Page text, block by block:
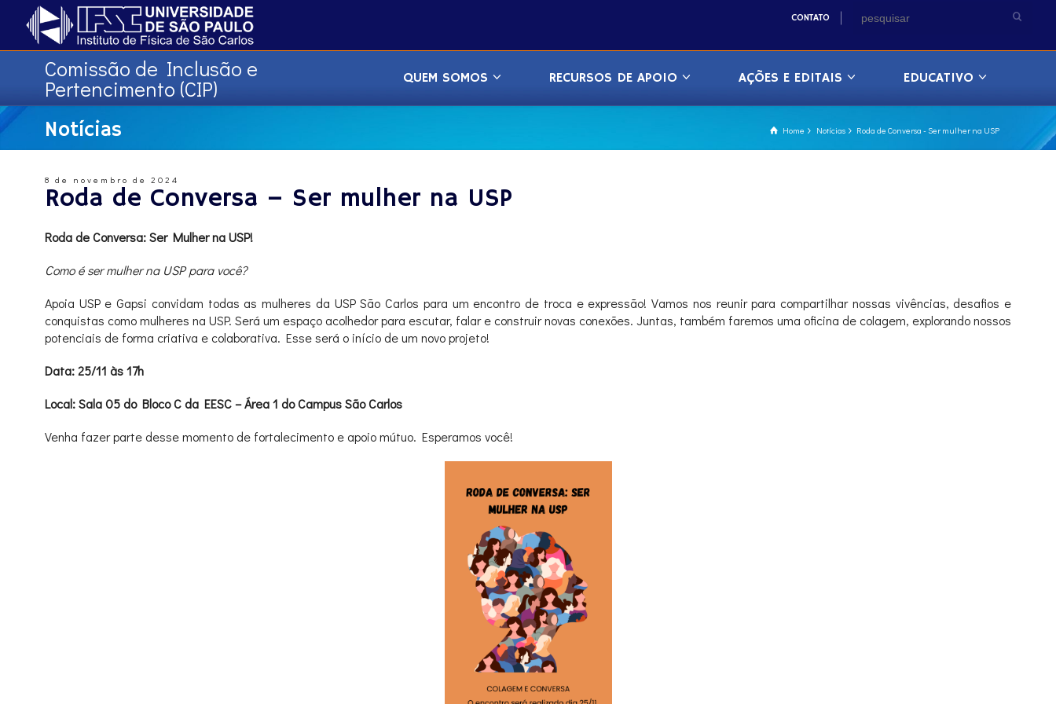
CONTATO
Comissão de Inclusão e
Pertencimento (CIP) QUEM SOMOS RECURSOS DE APOIO AÇÕES E EDITAIS EDUCATIVO
Home Notícias Roda de Conversa - Ser mulher na USP
Notícias
8 de novembro de 2024
Roda de Conversa – Ser mulher na USP
Roda de Conversa: Ser Mulher na USP!
Como é ser mulher na USP para você?
Apoia USP e Gapsi convidam todas as mulheres da USP São Carlos para um encontro de troca e expressão! Vamos nos reunir para compartilhar nossas vivências, desafios e
conquistas como mulheres na USP. Será um espaço acolhedor para escutar, falar e construir novas conexões. Juntas, também faremos uma oficina de colagem, explorando nossos
potenciais de forma criativa e colaborativa. Esse será o início de um novo projeto!
Data: 25/11 às 17h
Local: Sala 05 do Bloco C da EESC – Área 1 do Campus São Carlos
Venha fazer parte desse momento de fortalecimento e apoio mútuo. Esperamos você!